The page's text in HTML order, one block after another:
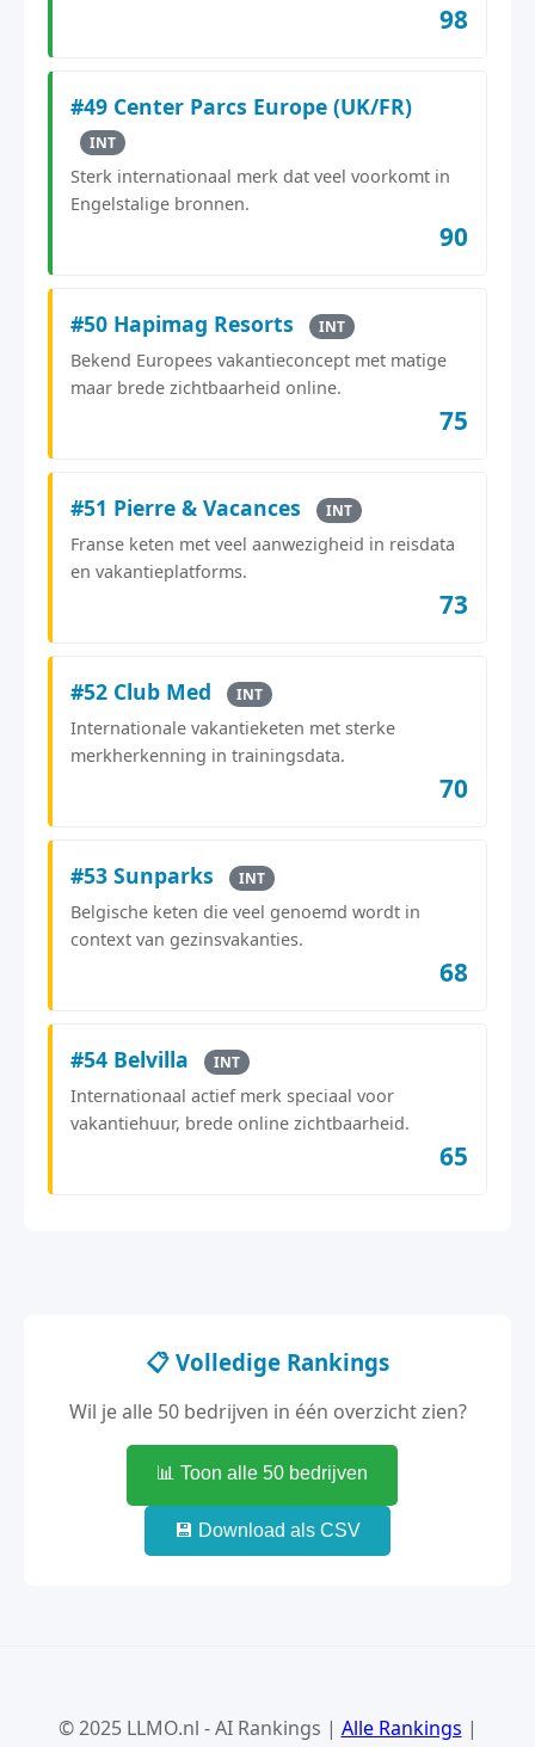
98
#49 Center Parcs Europe (UK/FR)
INT
Sterk internationaal merk dat veel voorkomt in
Engelstalige bronnen.
90
#50 Hapimag Resorts INT
Bekend Europees vakantieconcept met matige
maar brede zichtbaarheid online.
75
#51 Pierre & Vacances INT
Franse keten met veel aanwezigheid in reisdata
en vakantieplatforms.
73
#52 Club Med INT
Internationale vakantieketen met sterke
merkherkenning in trainingsdata.
70
#53 Sunparks INT
Belgische keten die veel genoemd wordt in
context van gezinsvakanties.
68
#54 Belvilla INT
Internationaal actief merk speciaal voor
vakantiehuur, brede online zichtbaarheid.
65
📋 Volledige Rankings
Wil je alle 50 bedrijven in één overzicht zien?
📊 Toon alle 50 bedrijven
💾 Download als CSV
© 2025 LLMO.nl - AI Rankings | Alle Rankings |